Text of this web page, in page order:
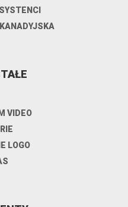
VIDEO
LOGO